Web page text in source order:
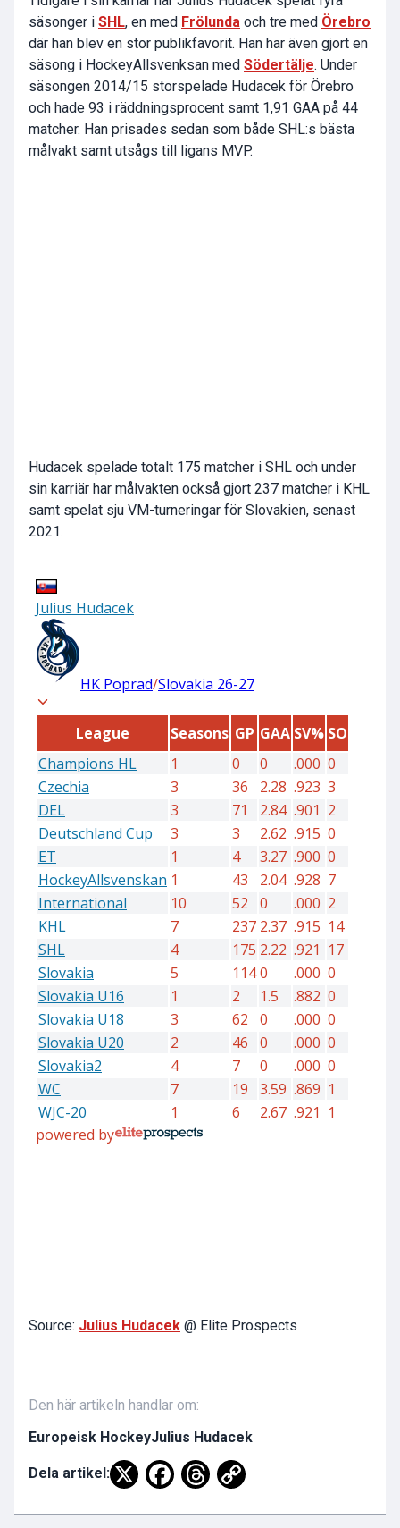
säsonger i SHL, en med Frölunda och tre med Örebro
där han blev en stor publikfavorit. Han har även gjort en
säsong i HockeyAllsvenksan med Södertälje. Under
säsongen 2014/15 storspelade Hudacek för Örebro
och hade 93 i räddningsprocent samt 1,91 GAA på 44
matcher. Han prisades sedan som både SHL:s bästa
målvakt samt utsågs till ligans MVP.
Hudacek spelade totalt 175 matcher i SHL och under
sin karriär har målvakten också gjort 237 matcher i KHL
samt spelat sju VM-turneringar för Slovakien, senast
2021.
Source: Julius Hudacek @ Elite Prospects
Den här artikeln handlar om:
Europeisk HockeyJulius Hudacek
Dela artikel: